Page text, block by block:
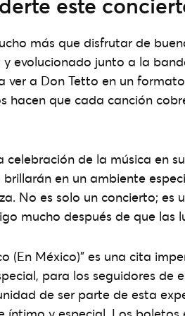
más que disfrutar de
evolucionado junto a la
ver a Don Tetto en un
hacen que cada canción
de la música en
en un ambiente
No es solo un concierto; es
mucho después de que las
(En México)” es una cita
para los seguidores de
de ser parte de esta